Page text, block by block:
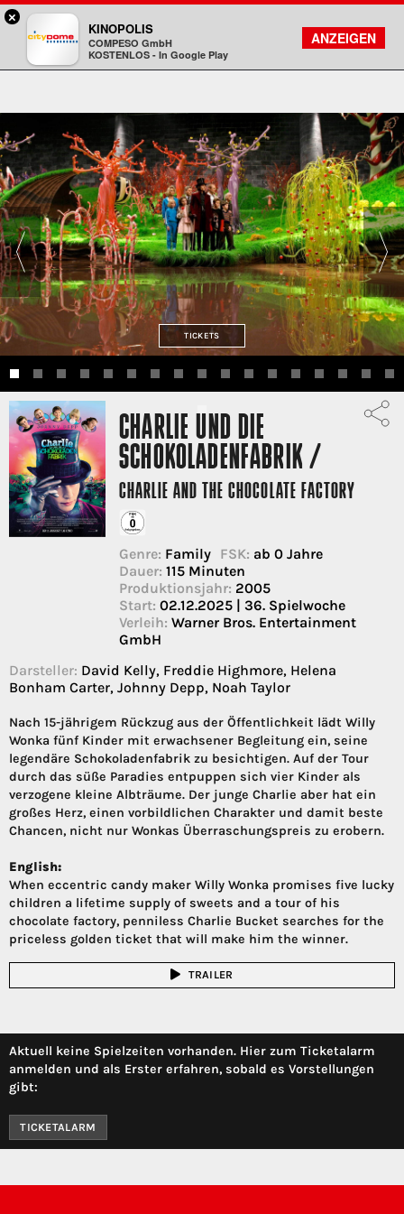
Kinopolis
FILMSUCHE
KONTO
TICKETS
CHARLIE UND DIE
SCHOKOLADENFABRIK /
CHARLIE AND THE CHOCOLATE FACTORY
Genre: Family FSK: ab 0 Jahre
Dauer: 115 Minuten
Produktionsjahr: 2005
Start: 02.12.2025 | 36. Spielwoche
Verleih: Warner Bros. Entertainment
GmbH
Darsteller: David Kelly, Freddie Highmore, Helena
Bonham Carter, Johnny Depp, Noah Taylor
Nach 15-jährigem Rückzug aus der Öffentlichkeit lädt Willy
Wonka fünf Kinder mit erwachsener Begleitung ein, seine
legendäre Schokoladenfabrik zu besichtigen. Auf der Tour
durch das süße Paradies entpuppen sich vier Kinder als
verzogene kleine Albträume. Der junge Charlie aber hat ein
großes Herz, einen vorbildlichen Charakter und damit beste
Chancen, nicht nur Wonkas Überraschungspreis zu erobern.
English:
When eccentric candy maker Willy Wonka promises five lucky
children a lifetime supply of sweets and a tour of his
chocolate factory, penniless Charlie Bucket searches for the
priceless golden ticket that will make him the winner.
TRAILER
Aktuell keine Spielzeiten vorhanden. Hier zum Ticketalarm
anmelden und als Erster erfahren, sobald es Vorstellungen
gibt:
TICKETALARM
×
KINOPOLIS
COMPESO GmbH
KOSTENLOS - In Google Play
ANZEIGEN